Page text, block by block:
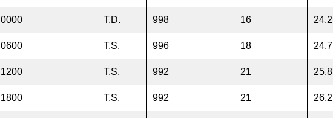
0000 T.D. 998 16 24.2
0600 T.S. 996 18 24.7
1200 T.S. 992 21 25.8
1800 T.S. 992 21 26.2